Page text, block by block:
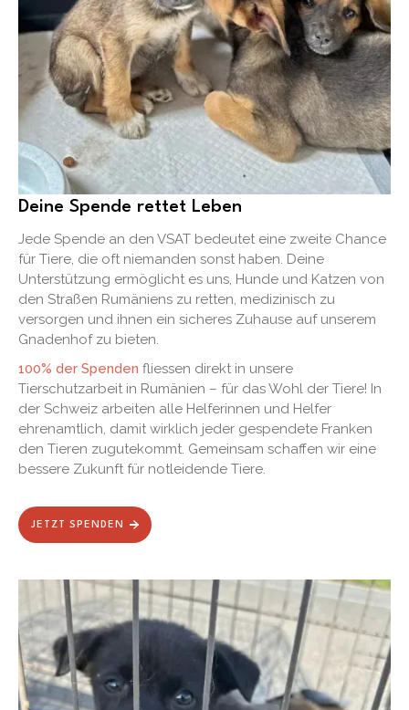
Deine Spende rettet Leben
Jede Spende an den VSAT bedeutet eine zweite Chance
für Tiere, die oft niemanden sonst haben. Deine
Unterstützung ermöglicht es uns, Hunde und Katzen von
den Straßen Rumäniens zu retten, medizinisch zu
versorgen und ihnen ein sicheres Zuhause auf unserem
Gnadenhof zu bieten.
100% der Spenden fliessen direkt in unsere
Tierschutzarbeit in Rumänien – für das Wohl der Tiere! In
der Schweiz arbeiten alle Helferinnen und Helfer
ehrenamtlich, damit wirklich jeder gespendete Franken
den Tieren zugutekommt. Gemeinsam schaffen wir eine
bessere Zukunft für notleidende Tiere.
JETZT SPENDEN